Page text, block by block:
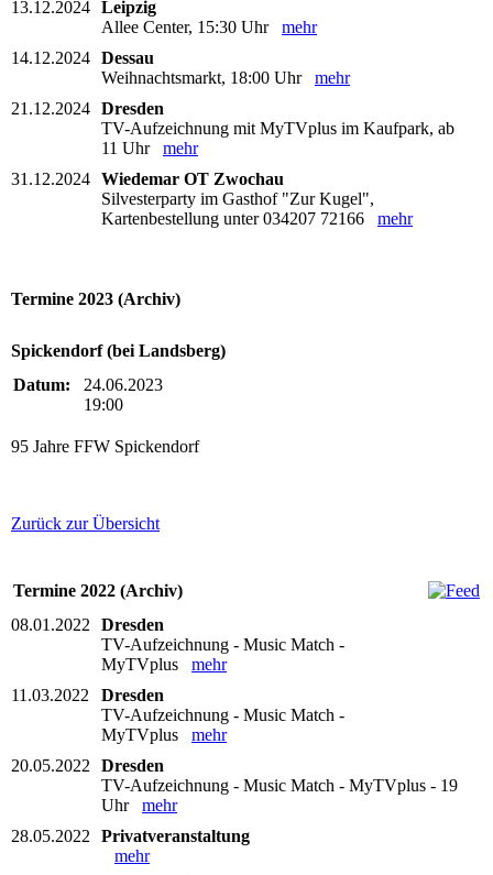
13.12.2024 Leipzig
Allee Center, 15:30 Uhr mehr
14.12.2024 Dessau
Weihnachtsmarkt, 18:00 Uhr mehr
21.12.2024 Dresden
TV-Aufzeichnung mit MyTVplus im Kaufpark, ab
11 Uhr mehr
31.12.2024 Wiedemar OT Zwochau
Silvesterparty im Gasthof "Zur Kugel",
Kartenbestellung unter 034207 72166 mehr
Termine 2023 (Archiv)
Spickendorf (bei Landsberg)
Datum:
24.06.2023
19:00
95 Jahre FFW Spickendorf
Zurück zur Übersicht
Termine 2022 (Archiv)
08.01.2022
Dresden
TV-Aufzeichnung - Music Match -
MyTVplus mehr
11.03.2022
Dresden
TV-Aufzeichnung - Music Match -
MyTVplus mehr
20.05.2022
Dresden
TV-Aufzeichnung - Music Match - MyTVplus - 19
Uhr mehr
28.05.2022
Privatveranstaltung
mehr